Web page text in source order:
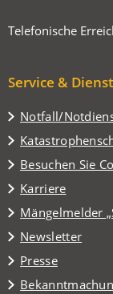
Telefonische
Service &
Notfall/
Besuchen Sie
(Öffnet
in
einem
neuen
Tab)
Karriere
Mängelmelder
(Öffnet
in
einem
neuen
Tab)
Newsletter
Presse